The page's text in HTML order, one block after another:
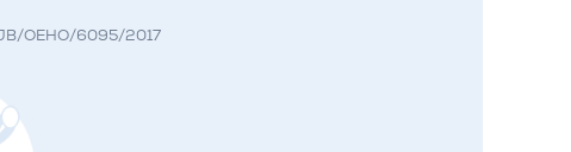
OEHO/6095/2017